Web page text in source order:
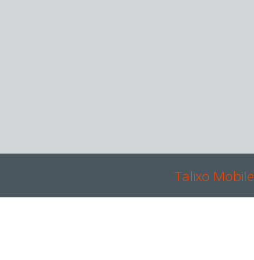
Talixo Mobile